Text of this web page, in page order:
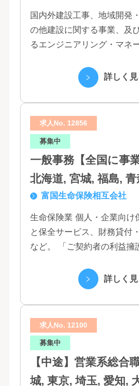
国内外建設工事、地域開発
の他建設に関する事業、及
るエンジニアリング・マネ
詳しく
求人No. 12856
募集中
一般事務【全国に事
北海道, 宮城, 福島,
田, 山形, 東京, 神奈川,
玉, 茨城, 栃木, 群馬,
富山, 福井, 長野, 山
岡, 三重, 岐阜, 大阪,
滋賀, 奈良, 和歌山, 広
口, 鳥取, 島根, 香川,
高知, 福岡, 長崎, 熊
分, 宮崎, 佐賀, 沖縄
富国生命保険相互会社
生命保険業 個人・企業向け
と保全サービス、財務貸付
など。 「ご契約者の利益擁
づく「お客さま基点」をス
詳しく
求人No. 12100
募集中
【中途】営業系総合職 北海道,
城, 東京, 埼玉, 愛知,